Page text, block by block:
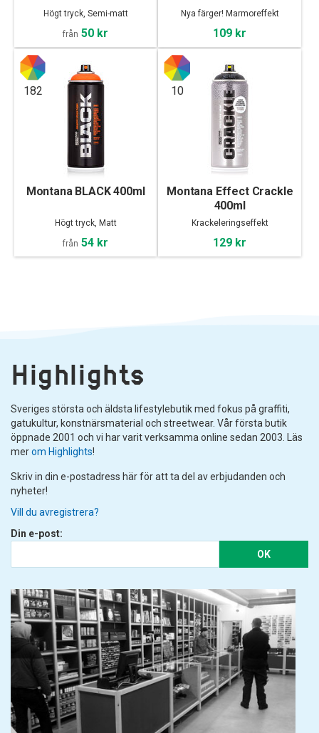
Högt tryck, Semi-matt
från 50 kr
Nya färger! Marmoreffekt
109 kr
182
Montana BLACK 400ml
Högt tryck, Matt
från 54 kr
10
Montana Effect Crackle
400ml
Krackeleringseffekt
129 kr
Highlights
Sveriges största och äldsta lifestylebutik med fokus på graffiti,
gatukultur, konstnärsmaterial och streetwear. Vår första butik
öppnade 2001 och vi har varit verksamma online sedan 2003. Läs
merom Highlights!
Skriv in din e-postadress här för att ta del av erbjudanden och
nyheter!
Vill du avregistrera?
Din e-post:
OK